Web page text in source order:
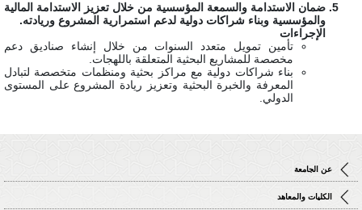
ضمان الاستدامة والسمعة المؤسسية من خلال تعزيز الاستدامة المالية
والمؤسسية وبناء شراكات دولية لدعم استمرارية المشروع وريادته.
الإجراءات
تأمين تمويل متعدد السنوات من خلال إنشاء صناديق دعم
مخصصة للمشاريع البحثية المتعلقة باللهجات.
بناء شراكات دولية مع مراكز بحثية ومنظمات متخصصة لتبادل
المعرفة والخبرة البحثية وتعزيز ريادة المشروع على المستوى
الدولي.
عن الجامعة
الكليات والمعاهد